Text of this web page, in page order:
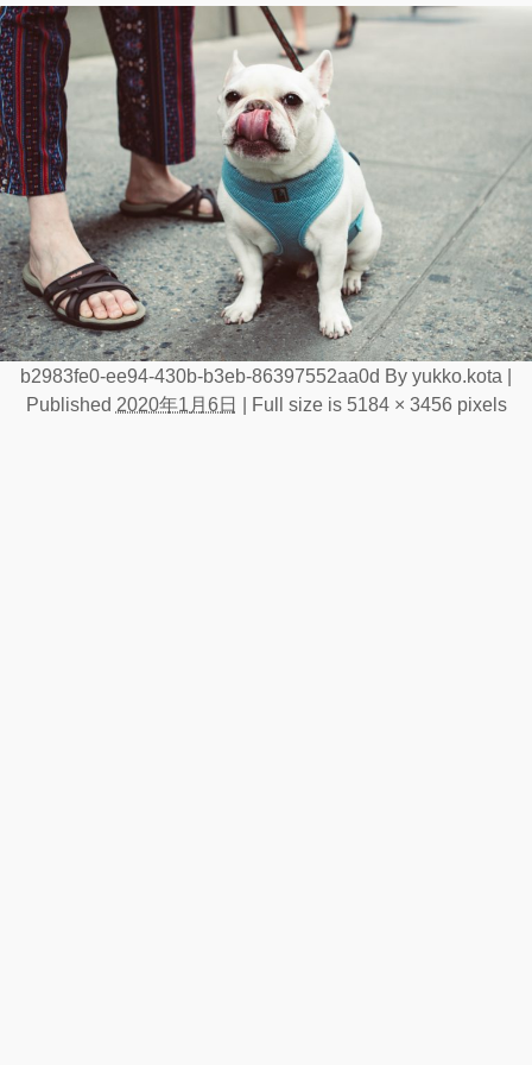
b2983fe0-ee94-430b-b3eb-86397552aa0d By yukko.kota
Published 2020年1月6日 Full size is 5184 × 3456 pixels